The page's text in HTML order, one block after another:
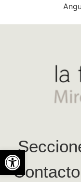
Contacto
Abrir barra de